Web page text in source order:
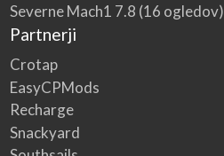
Severne Mach1 7.8 (16 ogledov)
Partnerji
Crotap
EasyCPMods
Recharge
Snackyard